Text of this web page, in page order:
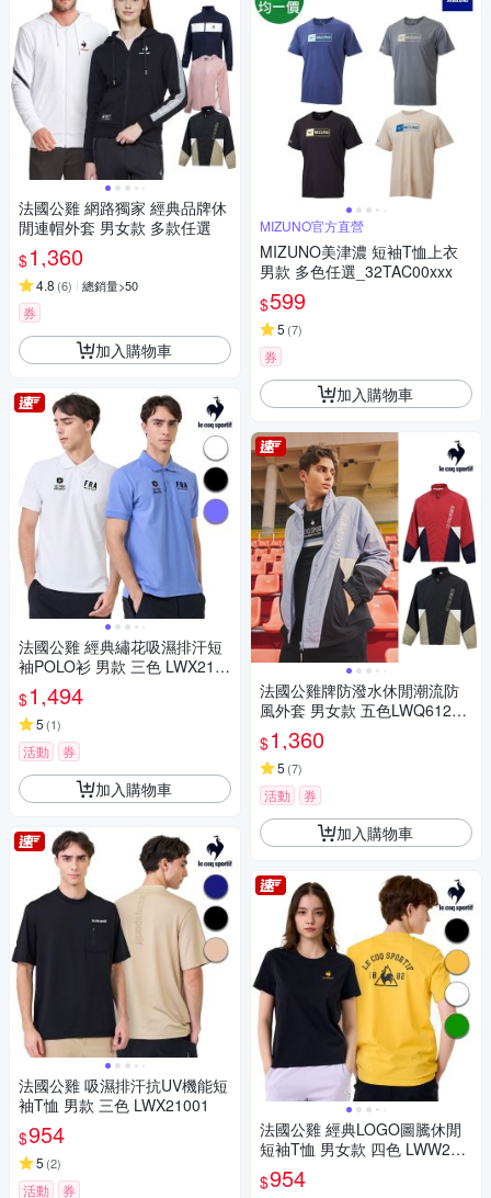
法國公雞 網路獨家 經典品牌休
閒連帽外套 男女款 多款任選
$1,360
4.8 (6) 總銷量>50
券
加入購物車
法國公雞 經典繡花吸濕排汗短
袖POLO衫 男款 三色 LWX210
41
$1,494
5 (1)
活動 券
加入購物車
法國公雞 吸濕排汗抗UV機能短
袖T恤 男款 三色 LWX21001
$954
5 (2)
活動 券
MIZUNO官方直營
MIZUNO美津濃 短袖T恤上衣
男款 多色任選_32TAC00xxx
$599
5 (7)
券
加入購物車
法國公雞牌防潑水休閒潮流防
風外套 男女款 五色LWQ61264
&62264
$1,360
5 (7)
活動 券
加入購物車
法國公雞 經典LOGO圖騰休閒
短袖T恤 男女款 四色 LWW230
01
$954